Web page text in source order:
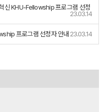
KHU-Fellowship 프로그램 선정
23.03.14
프로그램 선정자 안내23.03.14